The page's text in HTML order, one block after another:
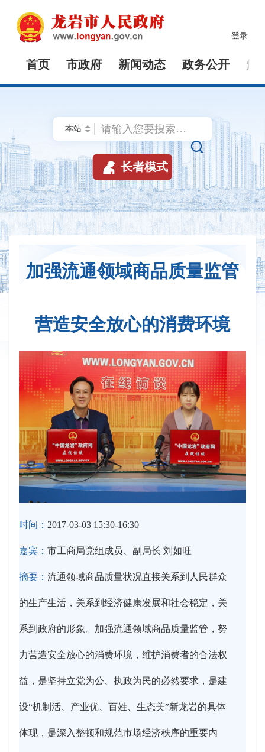
登录
首页 市政府 新闻动态 政务公开 解

 长者模式
加强流通领域商品质量监管
营造安全放心的消费环境
时间： 2017-03-03 15:30-16:30
嘉宾： 市工商局党组成员、副局长 刘如旺
摘要： 流通领域商品质量状况直接关系到人民群众
的生产生活，关系到经济健康发展和社会稳定，关
系到政府的形象。加强流通领域商品质量监管，努
力营造安全放心的消费环境，维护消费者的合法权
益，是坚持立党为公、执政为民的必然要求，是建
设“机制活、产业优、百姓、生态美”新龙岩的具体
体现，是深入整顿和规范市场经济秩序的重要内